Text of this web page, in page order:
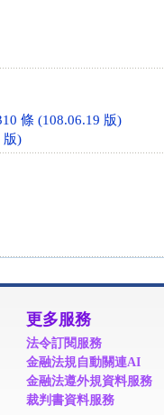
條 (108.06.19 版)
版)
更多服務
法令訂閱服務
金融法規自動關連AI
金融法遵外規資料服務
裁判書資料服務